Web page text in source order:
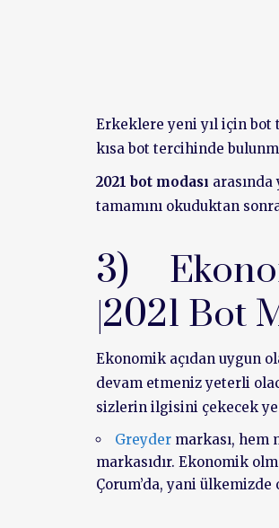
Erkeklere yeni yıl için bot
kısa bot tercihinde
2021 bot modası
tamamını okuduktan
3)
|2021 Bot
Ekonomik açıdan uygun
devam etmeniz yeterli
sizlerin ilgisini çekecek
Greyder markası, hem
markasıdır. Ekonomik
Çorum’da, yani ülkemizde